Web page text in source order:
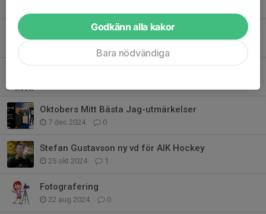
Fotografering
Oktobers Mitt Bästa Jag-utmärkelser
7 dec 2024 0
Stefan Gustavson ny vd för AIK Hockey
25 okt 2024 1
Fotografering
22 aug 2024 0
Godkänn alla kakor
Bara nödvändiga